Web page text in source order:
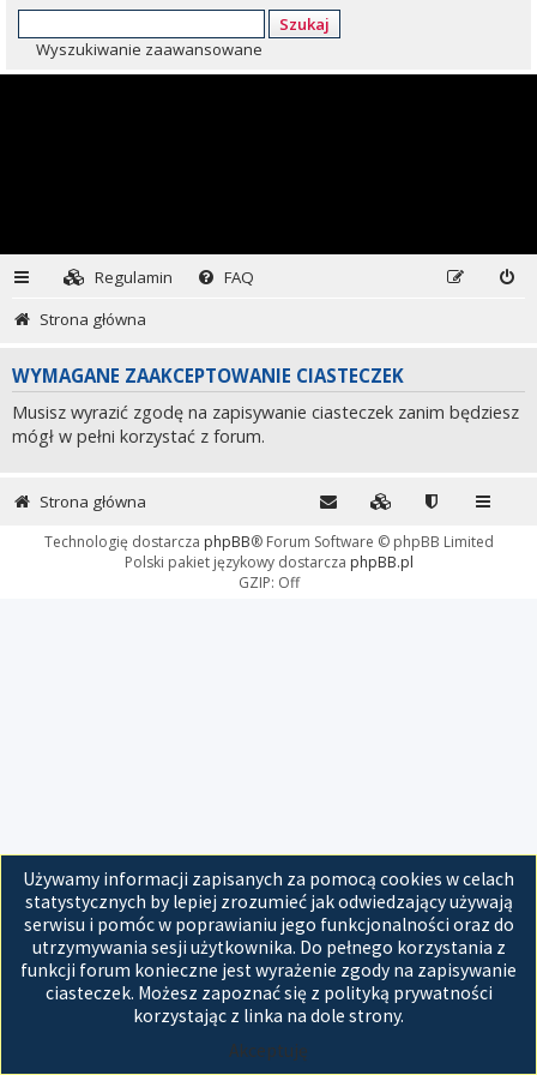
Szukaj
Wyszukiwanie zaawansowane
Regulamin
FAQ
Strona główna
WYMAGANE ZAAKCEPTOWANIE CIASTECZEK
Musisz wyrazić zgodę na zapisywanie ciasteczek zanim będziesz
mógł w pełni korzystać z forum.
Używamy informacji zapisanych za pomocą cookies w celach
statystycznych by lepiej zrozumieć jak odwiedzający używają
serwisu i pomóc w poprawianiu jego funkcjonalności oraz do
utrzymywania sesji użytkownika. Do pełnego korzystania z
funkcji forum konieczne jest wyrażenie zgody na zapisywanie
ciasteczek. Możesz zapoznać się z polityką prywatności
korzystając z linka na dole strony.
Akceptuję
Strona główna
Technologię dostarcza phpBB® Forum Software © phpBB Limited
Polski pakiet językowy dostarcza phpBB.pl
GZIP: Off